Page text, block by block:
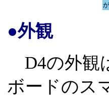
●外観
D4の外観
ボードのス